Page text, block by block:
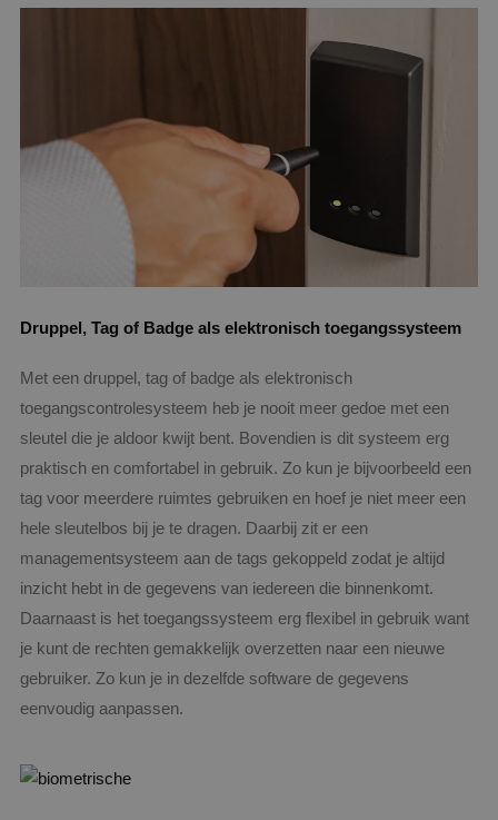
Druppel, Tag of Badge als elektronisch toegangssysteem
Met een druppel, tag of badge als elektronisch
toegangscontrolesysteem heb je nooit meer gedoe met een
sleutel die je aldoor kwijt bent. Bovendien is dit systeem erg
praktisch en comfortabel in gebruik. Zo kun je bijvoorbeeld een
tag voor meerdere ruimtes gebruiken en hoef je niet meer een
hele sleutelbos bij je te dragen. Daarbij zit er een
managementsysteem aan de tags gekoppeld zodat je altijd
inzicht hebt in de gegevens van iedereen die binnenkomt.
Daarnaast is het toegangssysteem erg flexibel in gebruik want
je kunt de rechten gemakkelijk overzetten naar een nieuwe
gebruiker. Zo kun je in dezelfde software de gegevens
eenvoudig aanpassen.